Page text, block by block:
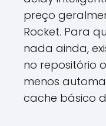
preço
Rocket. Para
nada ainda,
no repositório
menos
cache básico